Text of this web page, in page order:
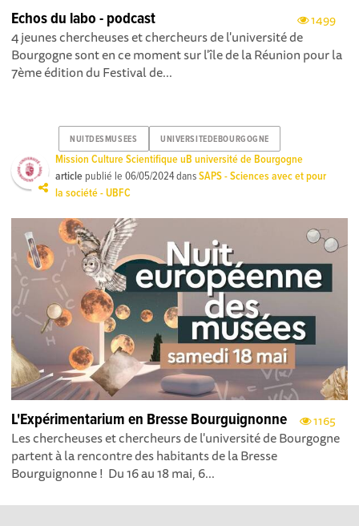
1499
Echos du labo - podcast
4 jeunes chercheuses et chercheurs de l'université de
Bourgogne sont en ce moment sur l'île de la Réunion pour la
7ème édition du Festival de...
NUITDESMUSEES UNIVERSITEDEBOURGOGNE
Mission Culture Scientifique uB université de Bourgogne
article publié le06/05/2024dansSAPS - Sciences avec et pour
la société - UBFC
1165
L'Expérimentarium en Bresse Bourguignonne
Les chercheuses et chercheurs de l'université de Bourgogne
partent à la rencontre des habitants de la Bresse
Bourguignonne ! Du 16 au 18 mai, 6...